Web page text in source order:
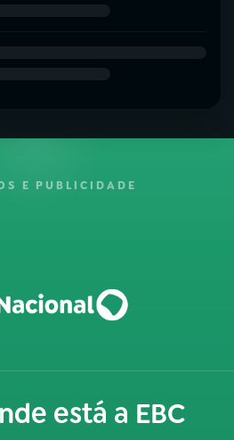
E PUBLICIDADE
está a EBC